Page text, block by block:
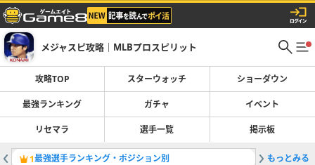
メジャスピ攻略｜MLBプロスピリット
攻略TOP スターウォッチ ショーダウン
最強ランキング ガチャ イベント
リセマラ 選手一覧 掲示板
1最強選手ランキング・ポジション別 2オール
もっとみる